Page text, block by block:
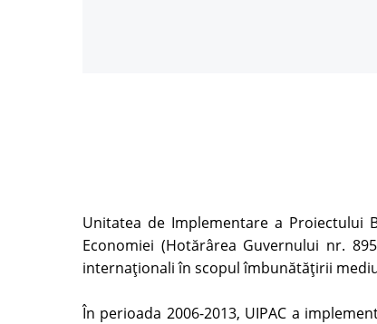
Unitatea de Implementare a Proiectului
Economiei (Hotărârea Guvernului nr.
internaţionali în scopul îmbunătățirii
În perioada 2006-2013, UIPAC a